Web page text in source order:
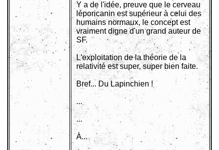
Y a de l'idée, preuve que le cerveau
léporicanin est supérieur à celui des
humains normaux, le concept est
vraiment digne d'un grand auteur de
SF.
L'exploitation de la théorie de la
relativité est super, super bien faite.
Bref... Du Lapinchien !
...
...
À...